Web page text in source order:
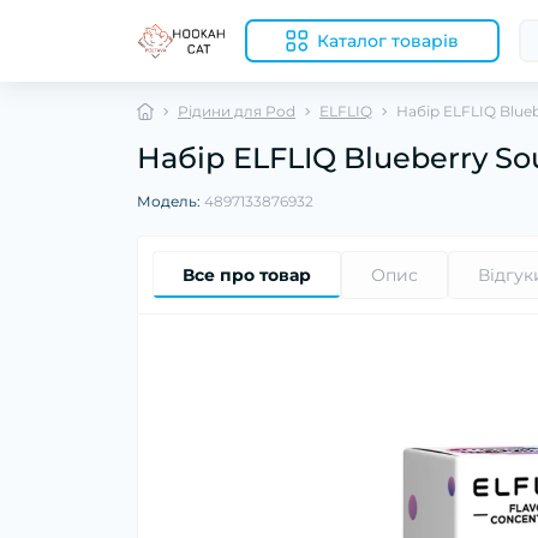
Каталог товарів
Рідини для Pod ELFLIQ Набір ELFLIQ
Набір ELFLIQ Blueberry
Модель: 4897133876932
Все про товар Опис